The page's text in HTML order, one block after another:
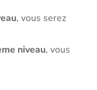
, vous serez
niveau, vous